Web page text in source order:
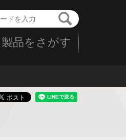
製品をさがす